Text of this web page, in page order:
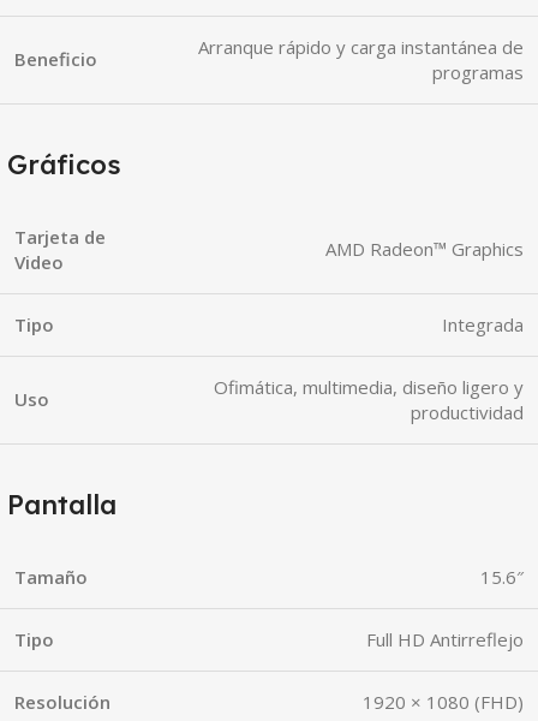
Beneficio
Arranque rápido y carga instantánea de
programas
Gráficos
Tarjeta de
Video
AMD Radeon™ Graphics
Tipo Integrada
Uso
Ofimática, multimedia, diseño ligero y
productividad
Pantalla
Tamaño 15.6″
Tipo Full HD Antirreflejo
Resolución 1920 × 1080 (FHD)